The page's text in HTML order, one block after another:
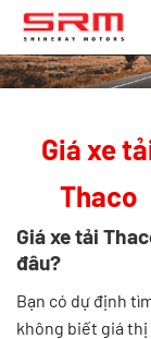
Chuyển
đến
nội
dung
Giá xe
Thaco
Giá xe tải
đâu?
Bạn có dự định
không biết giá thị